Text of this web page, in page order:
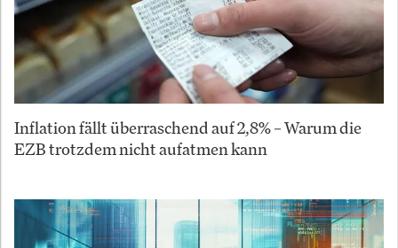
Inflation fällt überraschend auf 2,8% – Warum die
EZB trotzdem nicht aufatmen kann